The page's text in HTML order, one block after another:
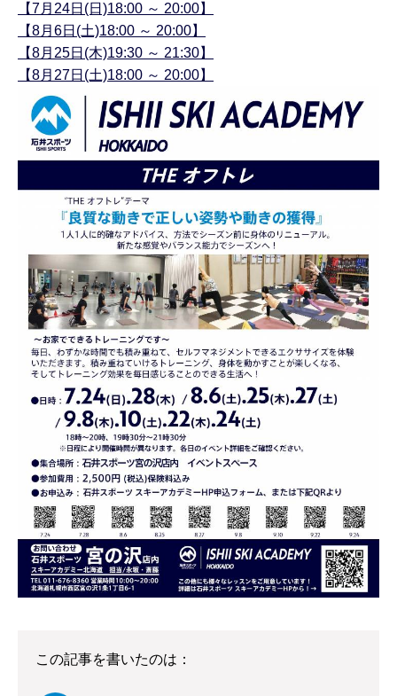
【7月24日(日)18:00 ～ 20:00】
【8月6日(土)18:00 ～ 20:00】
【8月25日(木)19:30 ～ 21:30】
【8月27日(土)18:00 ～ 20:00】
この記事を書いたのは：